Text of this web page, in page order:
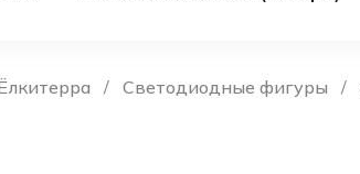
Светодиодные фигуры